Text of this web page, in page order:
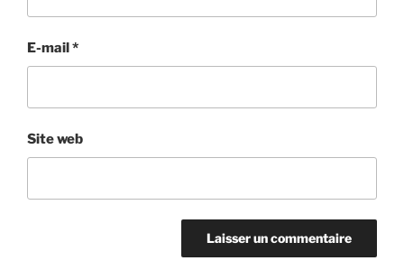
E-mail*
Site web